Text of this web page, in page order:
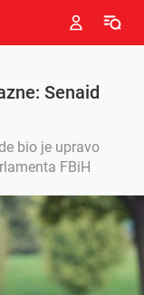
Senaid
bio je upravo
FBiH